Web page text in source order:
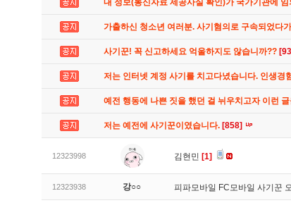
내 정보(통신자료 제공사실 확인)가 국가기관에
가출하신 청소년 여러분. 사기혐의로 구속되었다
사기꾼! 꼭 신고하세요 억울하지도 않습니까??
저는 인터넷 계정 사기를 치고다녔습니다. 인생
예전 행동에 나쁜 짓을 했던 걸 뉘우치고자 이런
저는 예전에 사기꾼이였습니다. [858]
12323998 김현민 [1]
12323938 강○○ 피파모바일 FC모바일 사기꾼